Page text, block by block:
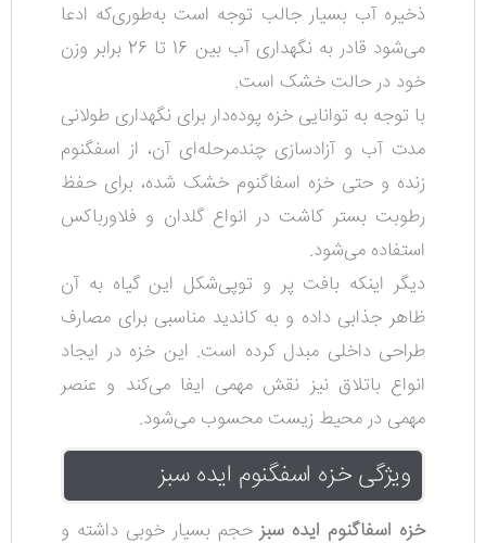
ذخیره آب بسیار جالب توجه است به‌طوری‌که ادعا
می‌شود قادر به نگهداری آب بین 16 تا 26 برابر وزن
خود در حالت خشک است.
با توجه به توانایی خزه پوده‌دار برای نگهداری طولانی
مدت آب و آزادسازی چندمرحله‌ای آن، از اسفگنوم
زنده و حتی خزه اسفاگنوم خشک شده، برای حفظ
رطوبت بستر کاشت در انواع گلدان و فلاورباکس
استفاده می‌شود.
دیگر اینکه بافت پر و توپی‌شکل این گیاه به آن
ظاهر جذابی داده و به کاندید مناسبی برای مصارف
طراحی داخلی مبدل کرده است. این خزه در ایجاد
انواع باتلاق نیز نقش مهمی ایفا می‌کند و عنصر
مهمی در محیط زیست محسوب می‌شود.
ویژگی خزه اسفگنوم ایده سبز
خزه اسفاگنوم ایده سبزحجم بسیار خوبی داشته و